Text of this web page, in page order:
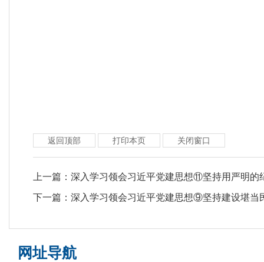
返回顶部 打印本页 关闭窗口
上一篇： 深入学习领会习近平党建思想⑪坚持用严明的
下一篇： 深入学习领会习近平党建思想⑨坚持建设堪当
网址导航